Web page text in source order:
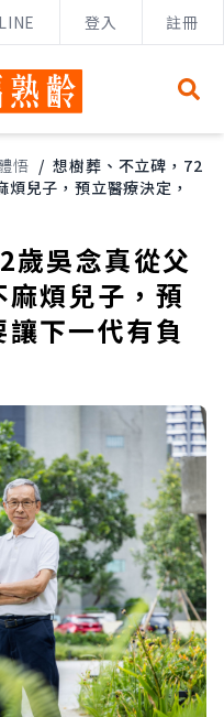
LINE 登入 註冊
悟 / 想樹葬、不立碑，72
兒子，預立醫療決定，
歲吳念真從父
煩兒子，預
下一代有負